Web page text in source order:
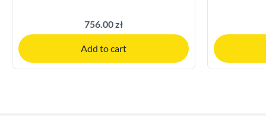
756.00 zł
Add to cart